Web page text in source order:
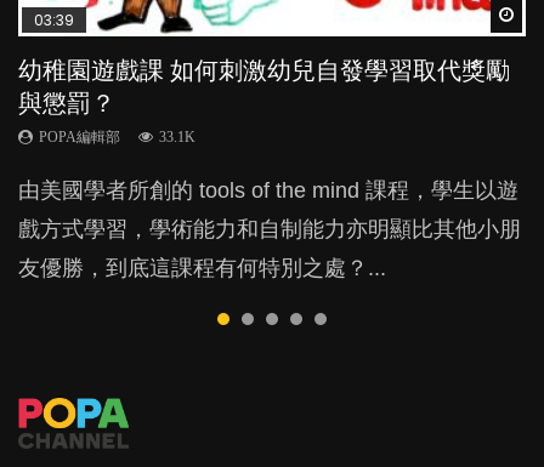
03:39
幼稚園遊戲課 如何刺激幼兒自發學習取代獎勵
與懲罰？
POPA編輯部 33.1K
由美國學者所創的 tools of the mind 課程，學生以遊
戲方式學習，學術能力和自制能力亦明顯比其他小朋
友優勝，到底這課程有何特別之處？...
04:59
幼兒playgroup真係玩耍中學習？研究指BB 15個
月大前上堂不見效果
POPA編輯部 47.1K
現今小朋友的起跑線，愈推愈前。雖然政府並無官方
的統計數字，但粗略估算，香港至少有六、七百家早
期教育中心，但孩子是否愈早上Playgroup愈好？...
03:02
老公患產後憂鬱症對BB的影響
POPA編輯部
鬱，影響日常生活，嚴重的甚至會有自殺，或傷害小
朋友的念頭。但為何爸爸患上產後抑鬱往往難以察
覺？...
04:18
凡事以BB為中心，就係好爸媽？｜別忽視父母
的身心虛耗
POPA編輯部 31.5K
父母日夜無間、身心俱疲地照顧BB，如何做到正向
教養？部份父母更會為了小朋友放棄自己的嗜好、減
少出席朋友聚會等等，你以為會換來美好的親子關
04:06
全職好？在職好？｜全職媽媽與在職媽媽的壓
力與價值
POPA編輯部 25.8K
許多媽媽心底可能都有一刻掙扎過：究竟全職好，還
是在職好。雖說每個家庭都有自己的獨特狀況和考慮
因素，但原來全職和在職媽媽所養育的子女其實都各